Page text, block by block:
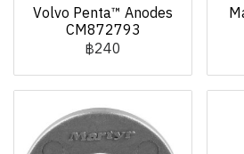
Volvo Penta™ Anodes
CM872793
฿240